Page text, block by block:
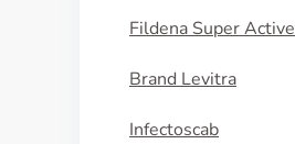
Fildena Super Active
Brand Levitra
Infectoscab